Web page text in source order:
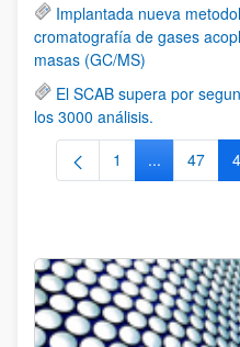
Implantada nueva
cromatografía de gases
masas (GC/MS)
El SCAB supera por
los 3000 análisis.
Página
1 ...Páginas
47